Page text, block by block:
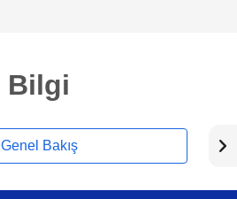
Bilgi
Genel Bakış